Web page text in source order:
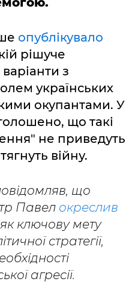
опублікувало
рішуче
з
українських
окупантами. У
що такі
не приведуть
війну.
що
Павел окреслив
як ключову мету
стратегії,
агресії.